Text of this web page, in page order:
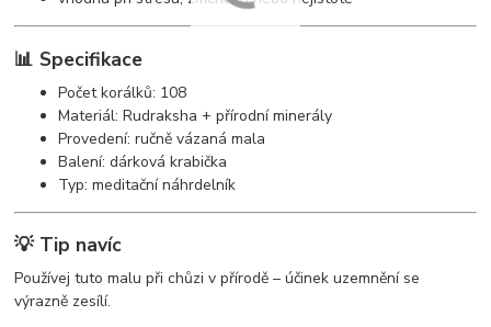
📊 Specifikace
Počet korálků: 108
Materiál: Rudraksha + přírodní minerály
Provedení: ručně vázaná mala
Balení: dárková krabička
Typ: meditační náhrdelník
💡 Tip navíc
Používej tuto malu při chůzi v přírodě – účinek uzemnění se
výrazně zesílí.